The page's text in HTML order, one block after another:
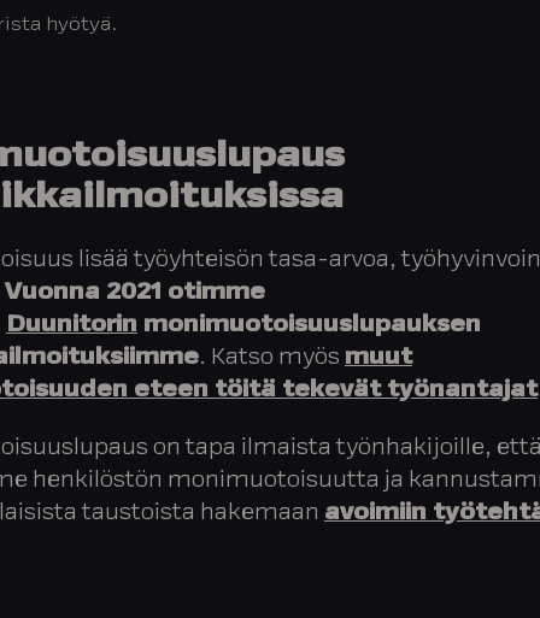
hyötyä.
lisää työyhteisön tasa-arvoa,
Vuonna 2021 otimme
Duunitorin monimuotoisuuslupauksen
. Katso myös muut
eteen töitä tekevät työnantajat
on tapa ilmaista työnhakijoille, että
henkilöstön monimuotoisuutta ja
taustoista hakemaan avoimiin